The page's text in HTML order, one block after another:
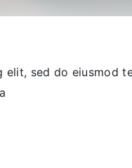
sed do eiusmod